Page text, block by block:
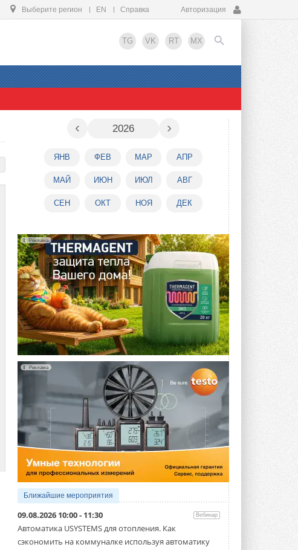
Выберите регион EN Справка Авторизация
TG VK RT MX
EN
‹ 2026 ›
ЯНВ ФЕВ МАР АПР
МАЙ ИЮН ИЮЛ АВГ
СЕН ОКТ НОЯ ДЕК
Реклама
Реклама
Ближайшие мероприятия
09.08.2026 10:00 - 11:30 Вебинар
Автоматика USYSTEMS для отопления. Как
сэкономить на коммуналке используя автоматику